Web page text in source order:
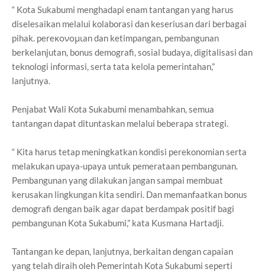
“ Kota Sukabumi menghadapi enam tantangan yang harus
diselesaikan melalui kolaborasi dan keseriusan dari berbagai
pihak. pereκονομιan dan ketimpangan, pembangunan
berkelanjutan, bonus demografi, sosial budaya, digitalisasi dan
teknologi informasi, serta tata kelola pemerintahan,”
lanjutnya.
Penjabat Wali Kota Sukabumi menambahkan, semua
tantangan dapat dituntaskan melalui beberapa strategi.
“ Kita harus tetap meningkatkan kondisi perekonomian serta
melakukan upaya-upaya untuk pemerataan pembangunan.
Pembangunan yang dilakukan jangan sampai membuat
kerusakan lingkungan kita sendiri. Dan memanfaatkan bonus
demografi dengan baik agar dapat berdampak positif bagi
pembangunan Kota Sukabumi,” kata Kusmana Hartadji.
Tantangan ke depan, lanjutnya, berkaitan dengan capaian
yang telah diraih oleh Pemerintah Kota Sukabumi seperti